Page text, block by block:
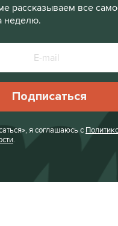
рассказываем все
неделю.
Подписаться
я соглашаюсь с
.